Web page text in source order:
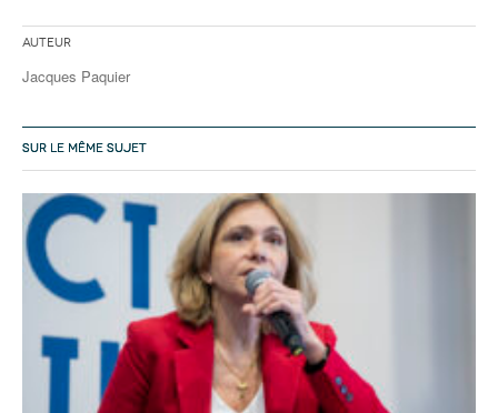
Auteur
Jacques Paquier
SUR LE MÊME SUJET